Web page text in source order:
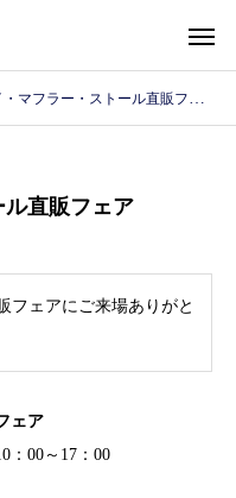
マフラー・ストール直販フェア
直販フェア
フェアにご来場ありがと
ェア
00～17：00